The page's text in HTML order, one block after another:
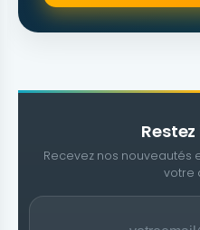
Recevez nos
votre